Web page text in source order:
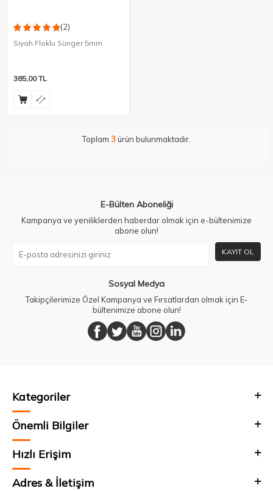
(2)
Siyah Floklu Sünger 5mm
385,00TL
Toplam 3ürün bulunmaktadır.
E-Bülten Aboneliği
Kampanya ve yeniliklerden haberdar olmak için e-bültenimize
abone olun!
KAYIT OL
Sosyal Medya
Takipçilerimize Özel Kampanya ve Fırsatlardan olmak için E-
bültenimize abone olun!
Kategoriler
Önemli Bilgiler
Hızlı Erişim
Adres & İletişim